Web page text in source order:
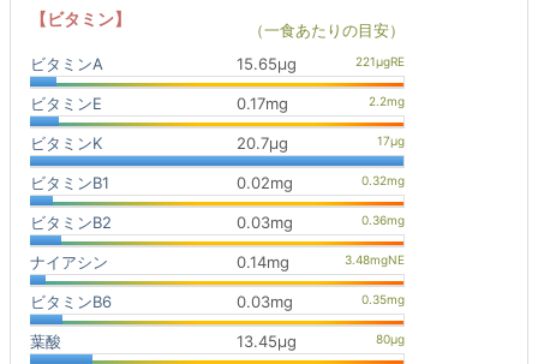
【ビタミン】
（一食あたりの目安）
ビタミンA
15.65μg
ビタミンE 0.17mg
ビタミンK 20.7μg
ビタミンB1 0.02mg
ビタミンB2 0.03mg
ナイアシン 0.14mg
ビタミンB6 0.03mg
葉酸 13.45μg